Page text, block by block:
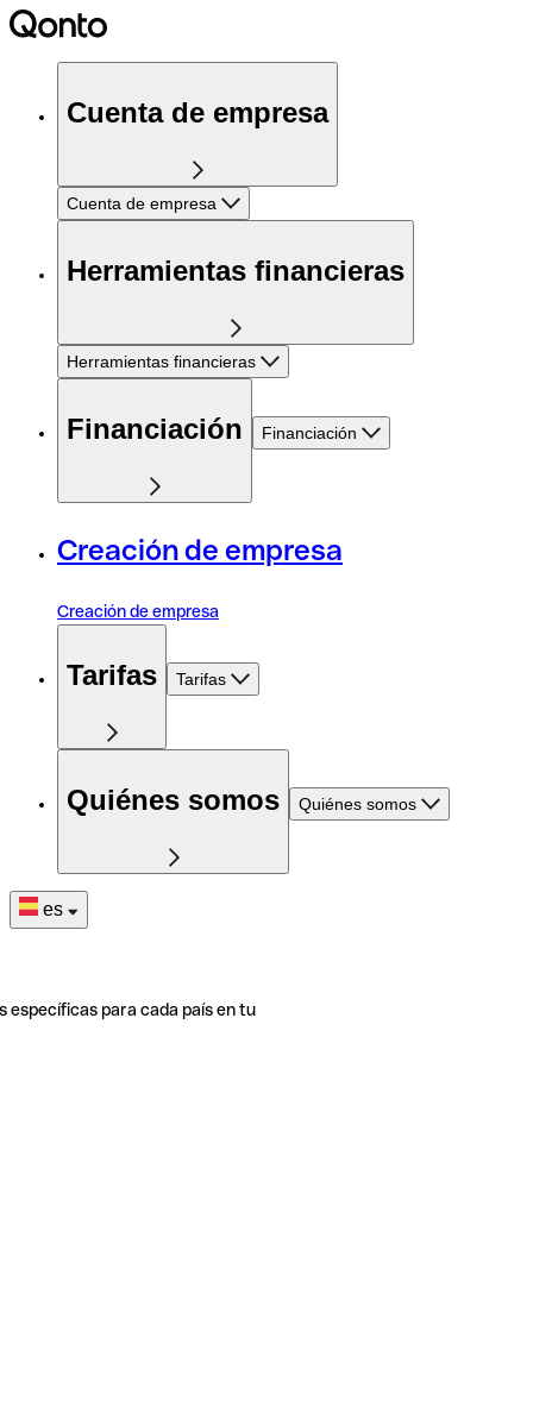
Cuenta de empresa
Cuenta de empresa
Herramientas financieras
Herramientas financieras
Financiación Financiación
Creación de empresa
Creación de empresa
Tarifas Tarifas
Quiénes somos Quiénes somos
es
específicas para cada país en tu